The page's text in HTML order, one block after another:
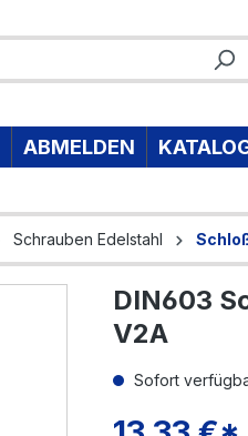
ABMELDEN
Schrauben Edelstahl
DIN603
V2A
Sofort